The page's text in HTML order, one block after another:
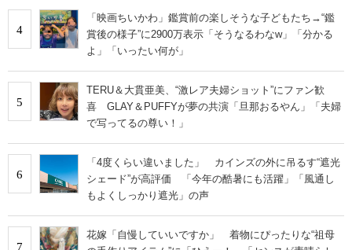
4
「映画ちいかわ」鑑賞前の楽しそうな子どもたち→“鑑
賞後の様子”に2900万表示「そうなるわなw」「分かる
よ」「いったい何が」
5
TERU＆大貫亜美、“激レア夫婦ショット”にファン歓
喜 GLAY＆PUFFYが夢の共演「旦那おるやん」「夫婦
で写ってるの尊い！」
6
「4度くらい違いました」 カインズの外に吊るす“遮光
シェード”が高評価 「今年の酷暑にも活躍」「風通し
もよくしっかり遮光」の声
7
花嫁「自慢していいですか」 着物にぴったりな“祖母